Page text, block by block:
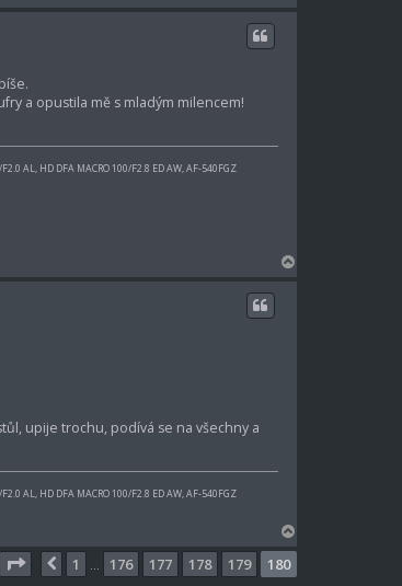
a
a opustila mě s mladým milencem!
AL, HD DFA MACRO 100/F2.8 ED AW, AF-540FGZ
a
upije trochu, podívá se na všechny a
AL, HD DFA MACRO 100/F2.8 ED AW, AF-540FGZ
a
Stránka z180
Předchozí
1 176 177 178 179 180